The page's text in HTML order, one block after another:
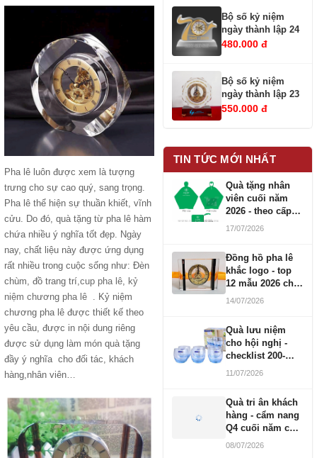
Pha lê luôn được xem là tượng
trưng cho sự cao quý, sang trọng.
Pha lê thể hiện sự thuần khiết, vĩnh
cửu. Do đó, quà tặng từ pha lê hàm
chứa nhiều ý nghĩa tốt đẹp. Ngày
nay, chất liệu này được ứng dụng
rất nhiều trong cuộc sống như: Đèn
chùm, đồ trang trí,cup pha lê, kỷ
niệm chương pha lê . Kỷ niệm
chương pha lê được thiết kế theo
yêu cầu, được in nội dung riêng
được sử dụng làm món quà tặng
đầy ý nghĩa cho đối tác, khách
hàng,nhân viên…
Bộ số kỷ niệm
ngày thành lập 24
480.000 đ
Bộ số kỷ niệm
ngày thành lập 23
550.000 đ
TIN TỨC MỚI NHẤT
Quà tặng nhân
viên cuối năm
2026 - theo cấp
bậc CBNV
17/07/2026
Đồng hồ pha lê
khắc logo - top
12 mẫu 2026 cho
doanh nghiệp
14/07/2026
Quà lưu niệm
cho hội nghị -
checklist 200-
1000 người
11/07/2026
Quà tri ân khách
hàng - cẩm nang
Q4 cuối năm cho
doanh nghiệp
08/07/2026